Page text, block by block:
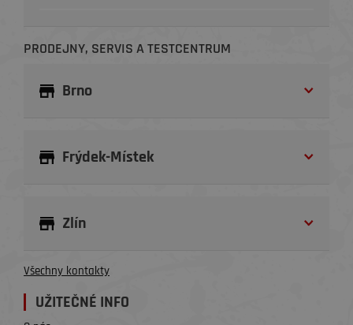
PRODEJNY, SERVIS A TESTCENTRUM
Brno
Frýdek-Místek
Zlín
Všechny kontakty
UŽITEČNÉ INFO